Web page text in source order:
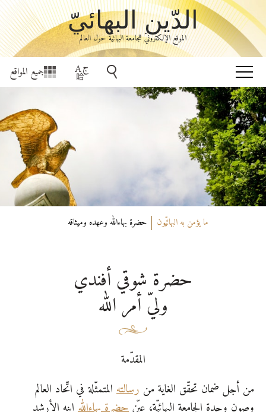
الدّين البهائيّ
الموقع الإلكترونيّ للجامعة البهائيّة حول العالم
جميع المواقع
ما يؤمن به البهائيّون حضرة بهاءاللّٰه وعهده وميثاقه
حضرة شوقي أفندي
وليّ أمر اللّٰه
المقدّمة
من أجل ضمان تحقّق الغاية من رسالته المتمثّلة في اتّحاد العالم
وصون وحدة الجامعة البهائيّة، عيّنحضرة بهاءاللّٰه ابنه الأرشد